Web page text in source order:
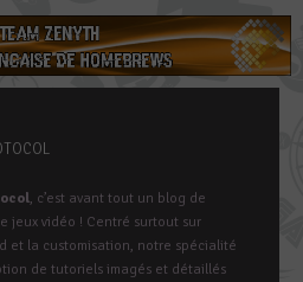
, c’est avant tout un blog de
jeux vidéo ! Centré surtout sur
et la customisation, notre spécialité
de tutoriels imagés et détaillés